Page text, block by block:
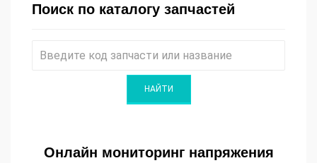
Поиск по каталогу запчастей
Онлайн мониторинг напряжения